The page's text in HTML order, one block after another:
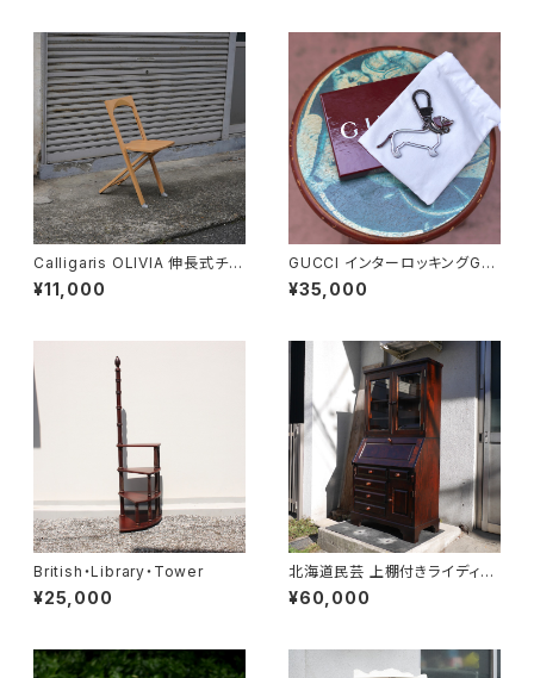
Calligaris OLIVIA 伸長式チェ
ア
¥11,000
GUCCI インターロッキングGド
ッグ キーホルダー
¥35,000
British・Library・Tower
¥25,000
北海道民芸 上棚付きライディン
グビューロー
¥60,000